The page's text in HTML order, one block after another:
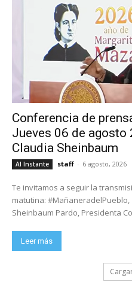
Conferencia de
Jueves 06 de
Claudia Sheinbaum
Al Instante staff - 6 agosto, 2026
Te invitamos a seguir la
matutina:
Sheinbaum Pardo, Presidenta
Leer más